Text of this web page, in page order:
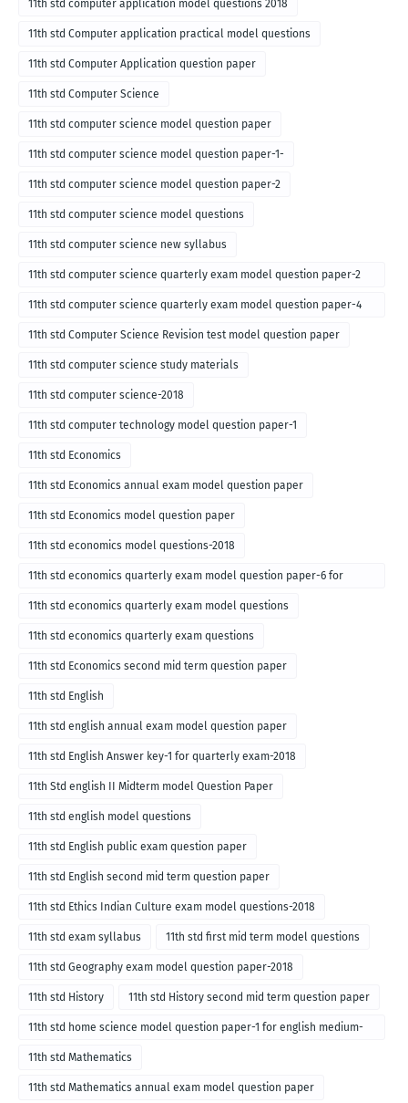
11th std computer application model questions 2018
11th std Computer application practical model questions
11th std Computer Application question paper
11th std Computer Science
11th std computer science model question paper
11th std computer science model question paper-1-
11th std computer science model question paper-2
11th std computer science model questions
11th std computer science new syllabus
11th std computer science quarterly exam model question paper-2
for english medium-2018
11th std computer science quarterly exam model question paper-4
for English medium-2018
11th std Computer Science Revision test model question paper
11th std computer science study materials
11th std computer science-2018
11th std computer technology model question paper-1
11th std Economics
11th std Economics annual exam model question paper
11th std Economics model question paper
11th std economics model questions-2018
11th std economics quarterly exam model question paper-6 for
English medium-2018
11th std economics quarterly exam model questions
11th std economics quarterly exam questions
11th std Economics second mid term question paper
11th std English
11th std english annual exam model question paper
11th std English Answer key-1 for quarterly exam-2018
11th Std english II Midterm model Question Paper
11th std english model questions
11th std English public exam question paper
11th std English second mid term question paper
11th std Ethics Indian Culture exam model questions-2018
11th std exam syllabus 11th std first mid term model questions
11th std Geography exam model question paper-2018
11th std History 11th std History second mid term question paper
11th std home science model question paper-1 for english medium-
2018
11th std Mathematics
11th std Mathematics annual exam model question paper